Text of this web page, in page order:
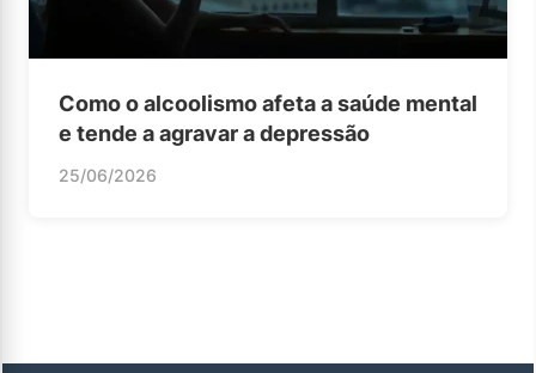
Como o alcoolismo afeta a saúde mental
e tende a agravar a depressão
25/06/2026